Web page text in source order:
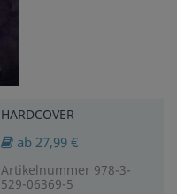
HARDCOVER
ab 27,99 €
Artikelnummer 978-3-
529-06369-5